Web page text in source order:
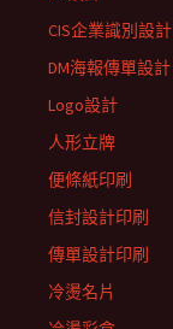
CIS企業識別設計
DM海報傳單設計
Logo設計
人形立牌
便條紙印刷
信封設計印刷
傳單設計印刷
冷燙名片